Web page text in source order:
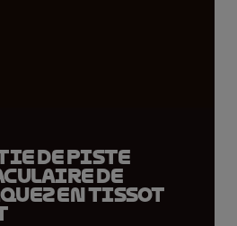
de piste
de
en Tissot